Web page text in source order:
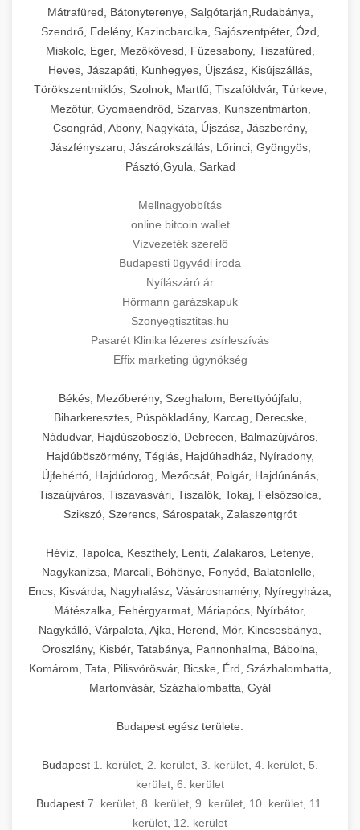
Mátrafüred, Bátonyterenye, Salgótarján,Rudabánya,
Szendrő, Edelény, Kazincbarcika, Sajószentpéter, Ózd,
Miskolc, Eger, Mezőkövesd, Füzesabony, Tiszafüred,
Heves, Jászapáti, Kunhegyes, Újszász, Kisújszállás,
Törökszentmiklós, Szolnok, Martfű, Tiszaföldvár, Túrkeve,
Mezőtúr, Gyomaendrőd, Szarvas, Kunszentmárton,
Csongrád, Abony, Nagykáta, Újszász, Jászberény,
Jászfényszaru, Jászárokszállás, Lőrinci, Gyöngyös,
Pásztó,Gyula, Sarkad
Mellnagyobbítás
online bitcoin wallet
Vízvezeték szerelő
Budapesti ügyvédi iroda
Nyílászáró ár
Hörmann garázskapuk
Szonyegtisztitas.hu
Pasarét Klinika lézeres zsírleszívás
Effix marketing ügynökség
Békés, Mezőberény, Szeghalom, Berettyóújfalu,
Biharkeresztes, Püspökladány, Karcag, Derecske,
Nádudvar, Hajdúszoboszló, Debrecen, Balmazújváros,
Hajdúböszörmény, Téglás, Hajdúhadház, Nyíradony,
Újfehértó, Hajdúdorog, Mezőcsát, Polgár, Hajdúnánás,
Tiszaújváros, Tiszavasvári, Tiszalök, Tokaj, Felsőzsolca,
Szikszó, Szerencs, Sárospatak, Zalaszentgrót
Hévíz, Tapolca, Keszthely, Lenti, Zalakaros, Letenye,
Nagykanizsa, Marcali, Böhönye, Fonyód, Balatonlelle,
Encs, Kisvárda, Nagyhalász, Vásárosnamény, Nyíregyháza,
Mátészalka, Fehérgyarmat, Máriapócs, Nyírbátor,
Nagykálló, Várpalota, Ajka, Herend, Mór, Kincsesbánya,
Oroszlány, Kisbér, Tatabánya, Pannonhalma, Bábolna,
Komárom, Tata, Pilisvörösvár, Bicske, Érd, Százhalombatta,
Martonvásár, Százhalombatta, Gyál
Budapest egész területe:
Budapest 1. kerület 2. kerület 3. kerület 4. kerület 5.
kerület 6. kerület
Budapest 7. kerület, 8. kerület, 9. kerület, 10. kerület, 11.
kerület 12. kerület